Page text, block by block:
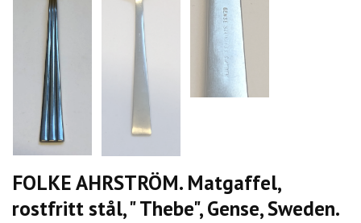
FOLKE AHRSTRÖM. Matgaffel,
rostfritt stål, " Thebe", Gense, Sweden.